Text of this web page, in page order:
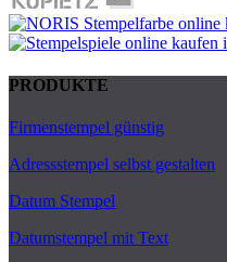
PRODUKTE
Firmenstempel günstig
Adressstempel selbst gestalten
Datum Stempel
Datumstempel mit Text